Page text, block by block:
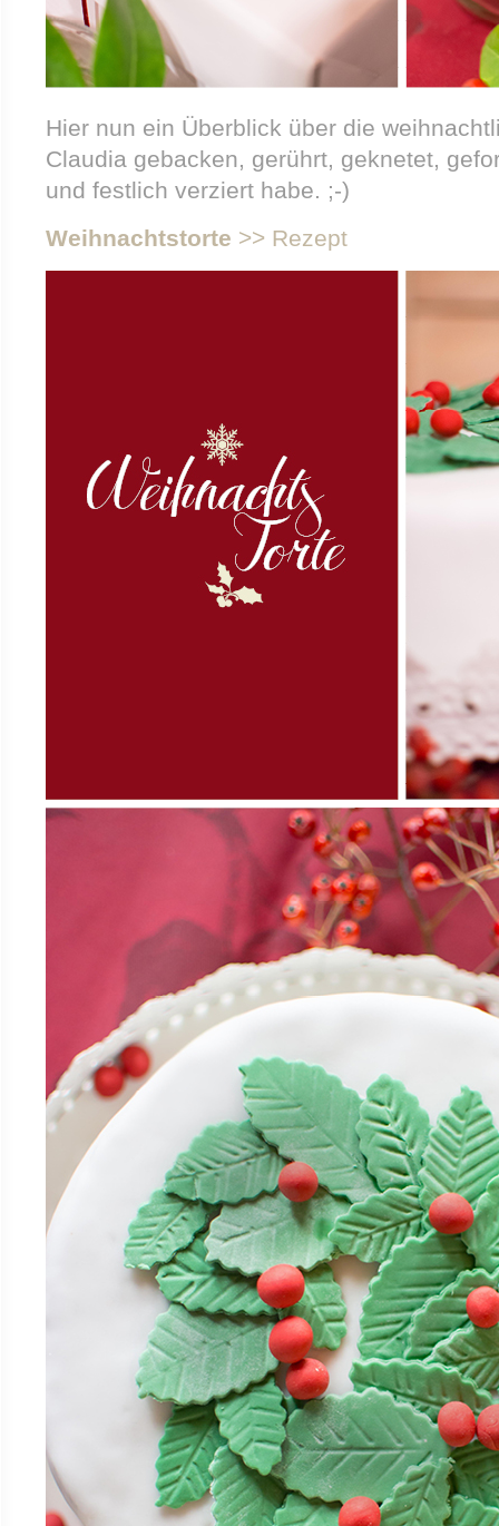
Hier nun ein Überblick über die
Claudia gebacken, gerührt, geknetet,
und festlich verziert habe. ;-)
Weihnachtstorte >> Rezept